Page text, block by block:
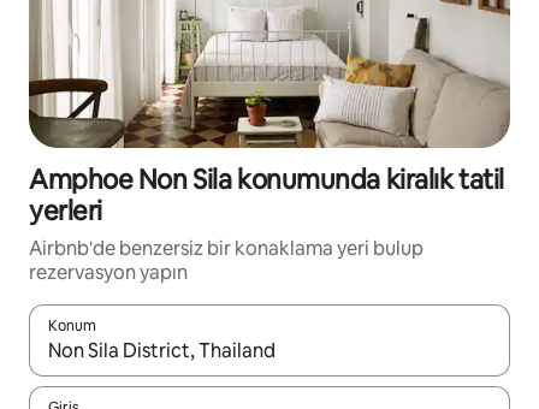
Amphoe Non Sila konumunda kiralık tatil
yerleri
Airbnb'de benzersiz bir konaklama yeri bulup
rezervasyon yapın
Konum
Sonuçlar kullanılabilir olduğunda yukarı ve aşağı oklarıyla